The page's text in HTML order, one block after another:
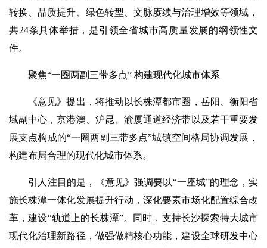
转换、品质提升、绿色转型、文脉赓续与治理增效等领域，
共24条具体举措，是引领全省城市高质量发展的纲领性文
件。
聚焦“一圈两副三带多点” 构建现代化城市体系
《意见》提出，将推动以长株潭都市圈，岳阳、衡阳省
域副中心，京港澳、沪昆、渝厦通道经济带以及若干重要发
展支点构成的“一圈两副三带多点”城镇空间格局协调发展，
构建布局合理的现代化城市体系。
引人注目的是，《意见》强调要以“一座城”的理念，实
施长株潭一体化发展提升行动，深化要素市场化配置综合改
革，建设“轨道上的长株潭”。同时，支持长沙探索特大城市
现代化治理新路径，做强做精核心功能，建设全球研发中心